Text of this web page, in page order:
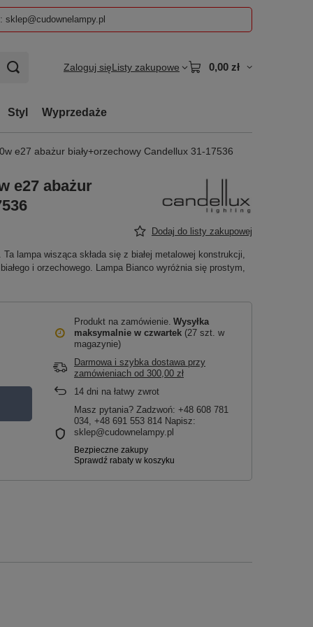
sklep@cudownelampy.pl
Zaloguj sięListy zakupowe 0,00 zł
Styl Wyprzedaże
e27 abażur biały+orzechowy Candellux 31-17536
e27 abażur
Dodaj do listy zakupowej
lampa wisząca składa się z białej metalowej konstrukcji,
i orzechowego. Lampa Bianco wyróżnia się prostym,
Produkt na zamówienie Wysyłka
maksymalnie w czwartek (27 szt. w
magazynie)
Darmowa i szybka dostawa przy
zamówieniach od 300,00 zł
14 dni na łatwy zwrot
Masz pytania? Zadzwoń: +48 608 781
034, +48 691 553 814 Napisz:
sklep@cudownelampy.pl